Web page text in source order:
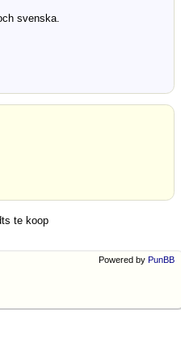
svenska.
te koop
Powered by PunBB